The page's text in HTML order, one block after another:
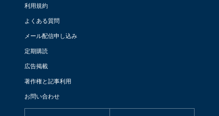
利用規約
よくある質問
メール配信申し込み
定期購読
広告掲載
著作権と記事利用
お問い合わせ